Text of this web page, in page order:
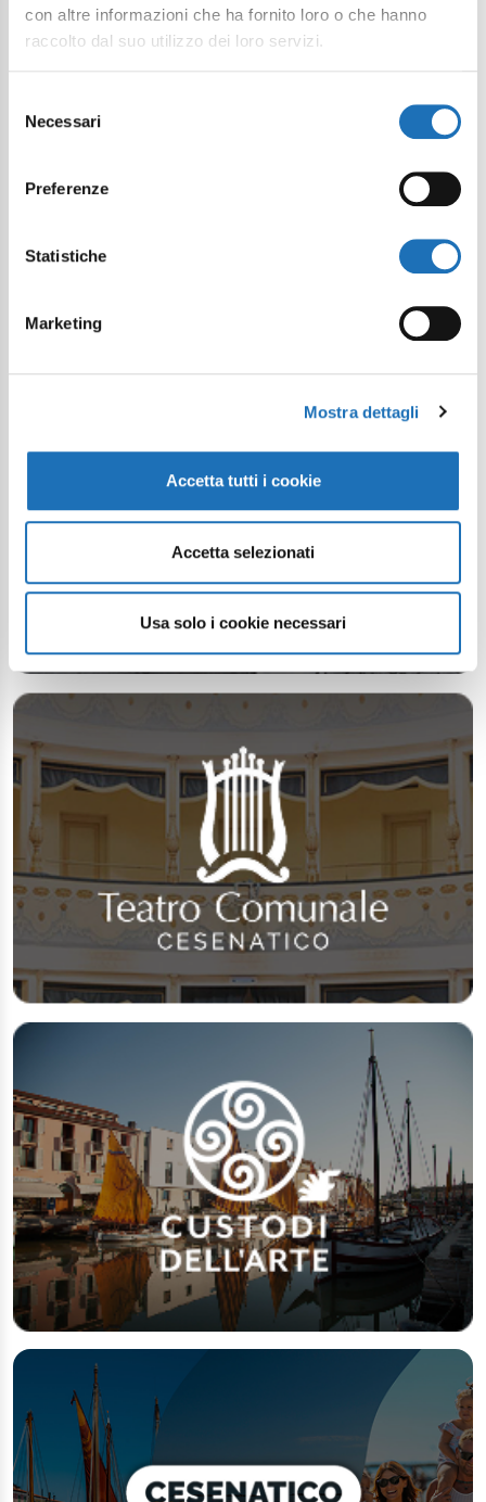
con altre informazioni che ha fornito loro o che hanno
raccolto dal suo utilizzo dei loro servizi.
delNecessari
Preferenze
Statistiche
Marketing
Mostra dettagli
Accetta tutti i cookie
Accetta selezionati
Usa solo i cookie necessari